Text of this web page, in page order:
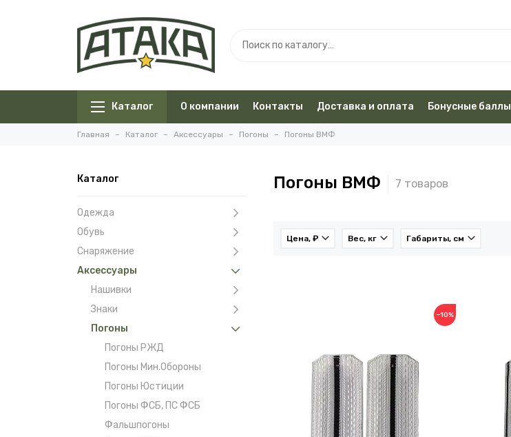
Каталог О компании Контакты Доставка и оплата Бонусные баллы
Главная Каталог Аксессуары Погоны Погоны ВМФ
Каталог
Одежда
Обувь
Снаряжение
Аксессуары
Нашивки
Знаки
Погоны
Погоны РЖД
Погоны Мин.Обороны
Погоны Юстиции
Погоны ФСБ, ПС ФСБ
Фальшпогоны
Погоны ВМФ
Цена, ₽ Вес, кг Габариты, см
−10%